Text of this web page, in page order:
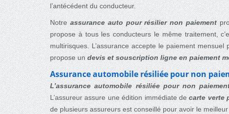
l’antécédent du conducteur.
Notreassurance auto pour résilier non paiement
propose à tous les conducteurs le même traitement,
multirisques. L’assurance accepte le paiement
propose undevis et souscription ligne en paiement
Assurance automobile résiliée pour non
L’assurance automobile résiliée pour non
L’assureur assure une édition immédiate decarte verte
de plusieurs assureurs est conseillé pour avoir le